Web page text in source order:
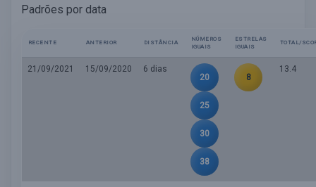
Padrões por data
RECENTE ANTERIOR DISTÂNCIA
NÚMEROS
IGUAIS
ESTRELAS
IGUAIS
TOTAL/
21/09/2021 15/09/2020
6 dias
20
25
30
38
8
13.4